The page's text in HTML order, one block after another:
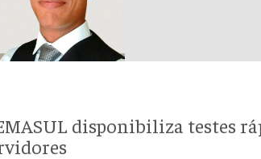
disponibiliza testes